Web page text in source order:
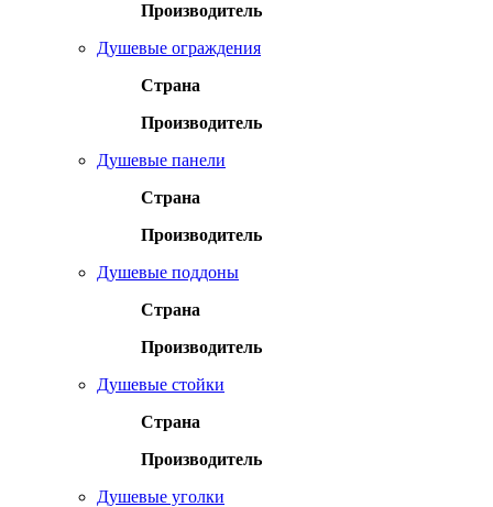
Производитель
Душевые ограждения
Страна
Производитель
Душевые панели
Страна
Производитель
Душевые поддоны
Страна
Производитель
Душевые стойки
Страна
Производитель
Душевые уголки